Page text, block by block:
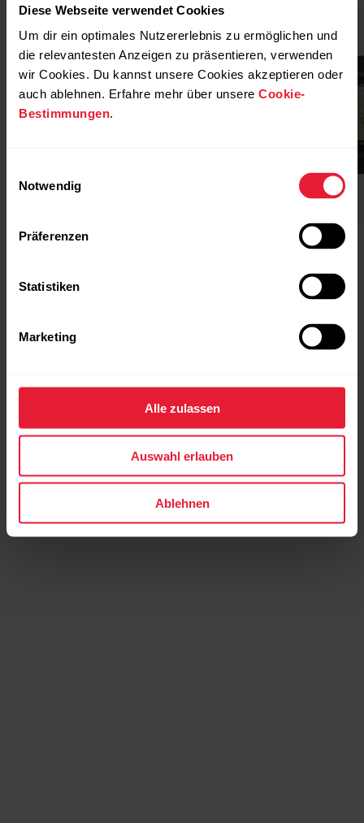
Diese Webseite verwendet Cookies
Um dir ein optimales Nutzererlebnis zu ermöglichen und
die relevantesten Anzeigen zu präsentieren, verwenden
wir Cookies. Du kannst unsere Cookies akzeptieren oder
auch ablehnen. Erfahre mehr über unsere Cookie-
Bestimmungen.
Notwendig
Präferenzen
Statistiken
Marketing
Alle zulassen
Auswahl erlauben
Ablehnen